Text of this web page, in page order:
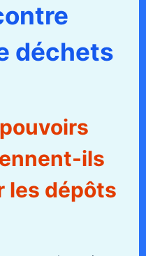
déchets
ils
les dépôts